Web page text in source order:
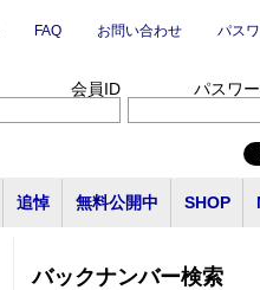
FAQ お問い合わせ パス
会員ID パスワ
追悼 無料公開中 SHOP
バックナンバー検索